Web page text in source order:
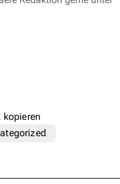
kopieren